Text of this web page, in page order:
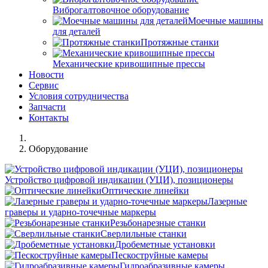
Виброгалтовочное оборудование
Моечные машины
для деталей
Протяжные станки
Механические кривошипные прессы
Новости
Сервис
Условия сотрудничества
Запчасти
Контакты
Оборудование
Устройство цифровой индикации (УЦИ), позиционеры
Оптические линейки
Лазерные
граверы и ударно-точечные маркеры
Резьбонарезные станки
Сверлильные станки
Дробеметные установки
Пескоструйные камеры
Гидроабразивные камеры